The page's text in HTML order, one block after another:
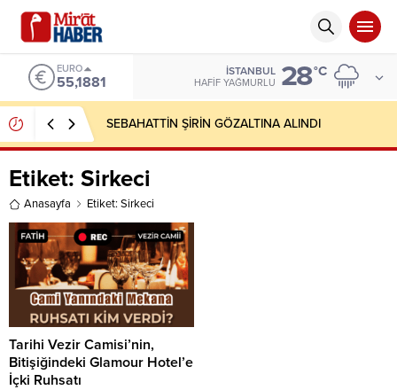
EURO
55,1881
İSTANBUL
HAFIF YAĞMURLU 28°C
SEBAHATTİN ŞİRİN GÖZALTINA ALINDI
Etiket: Sirkeci
Anasayfa Etiket: Sirkeci
Tarihi Vezir Camisi’nin,
Bitişiğindeki Glamour Hotel’e
İçki Ruhsatı